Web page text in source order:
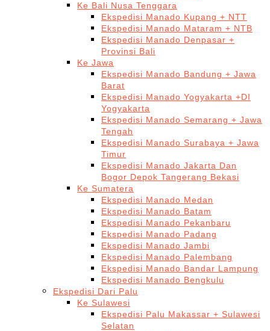
Ke Bali Nusa Tenggara
Ekspedisi Manado Kupang + NTT
Ekspedisi Manado Mataram + NTB
Ekspedisi Manado Denpasar +
Provinsi Bali
Ke Jawa
Ekspedisi Manado Bandung + Jawa
Barat
Ekspedisi Manado Yogyakarta +DI
Yogyakarta
Ekspedisi Manado Semarang + Jawa
Tengah
Ekspedisi Manado Surabaya + Jawa
Timur
Ekspedisi Manado Jakarta Dan
Bogor Depok Tangerang Bekasi
Ke Sumatera
Ekspedisi Manado Medan
Ekspedisi Manado Batam
Ekspedisi Manado Pekanbaru
Ekspedisi Manado Padang
Ekspedisi Manado Jambi
Ekspedisi Manado Palembang
Ekspedisi Manado Bandar Lampung
Ekspedisi Manado Bengkulu
Ekspedisi Dari Palu
Ke Sulawesi
Ekspedisi Palu Makassar + Sulawesi
Selatan